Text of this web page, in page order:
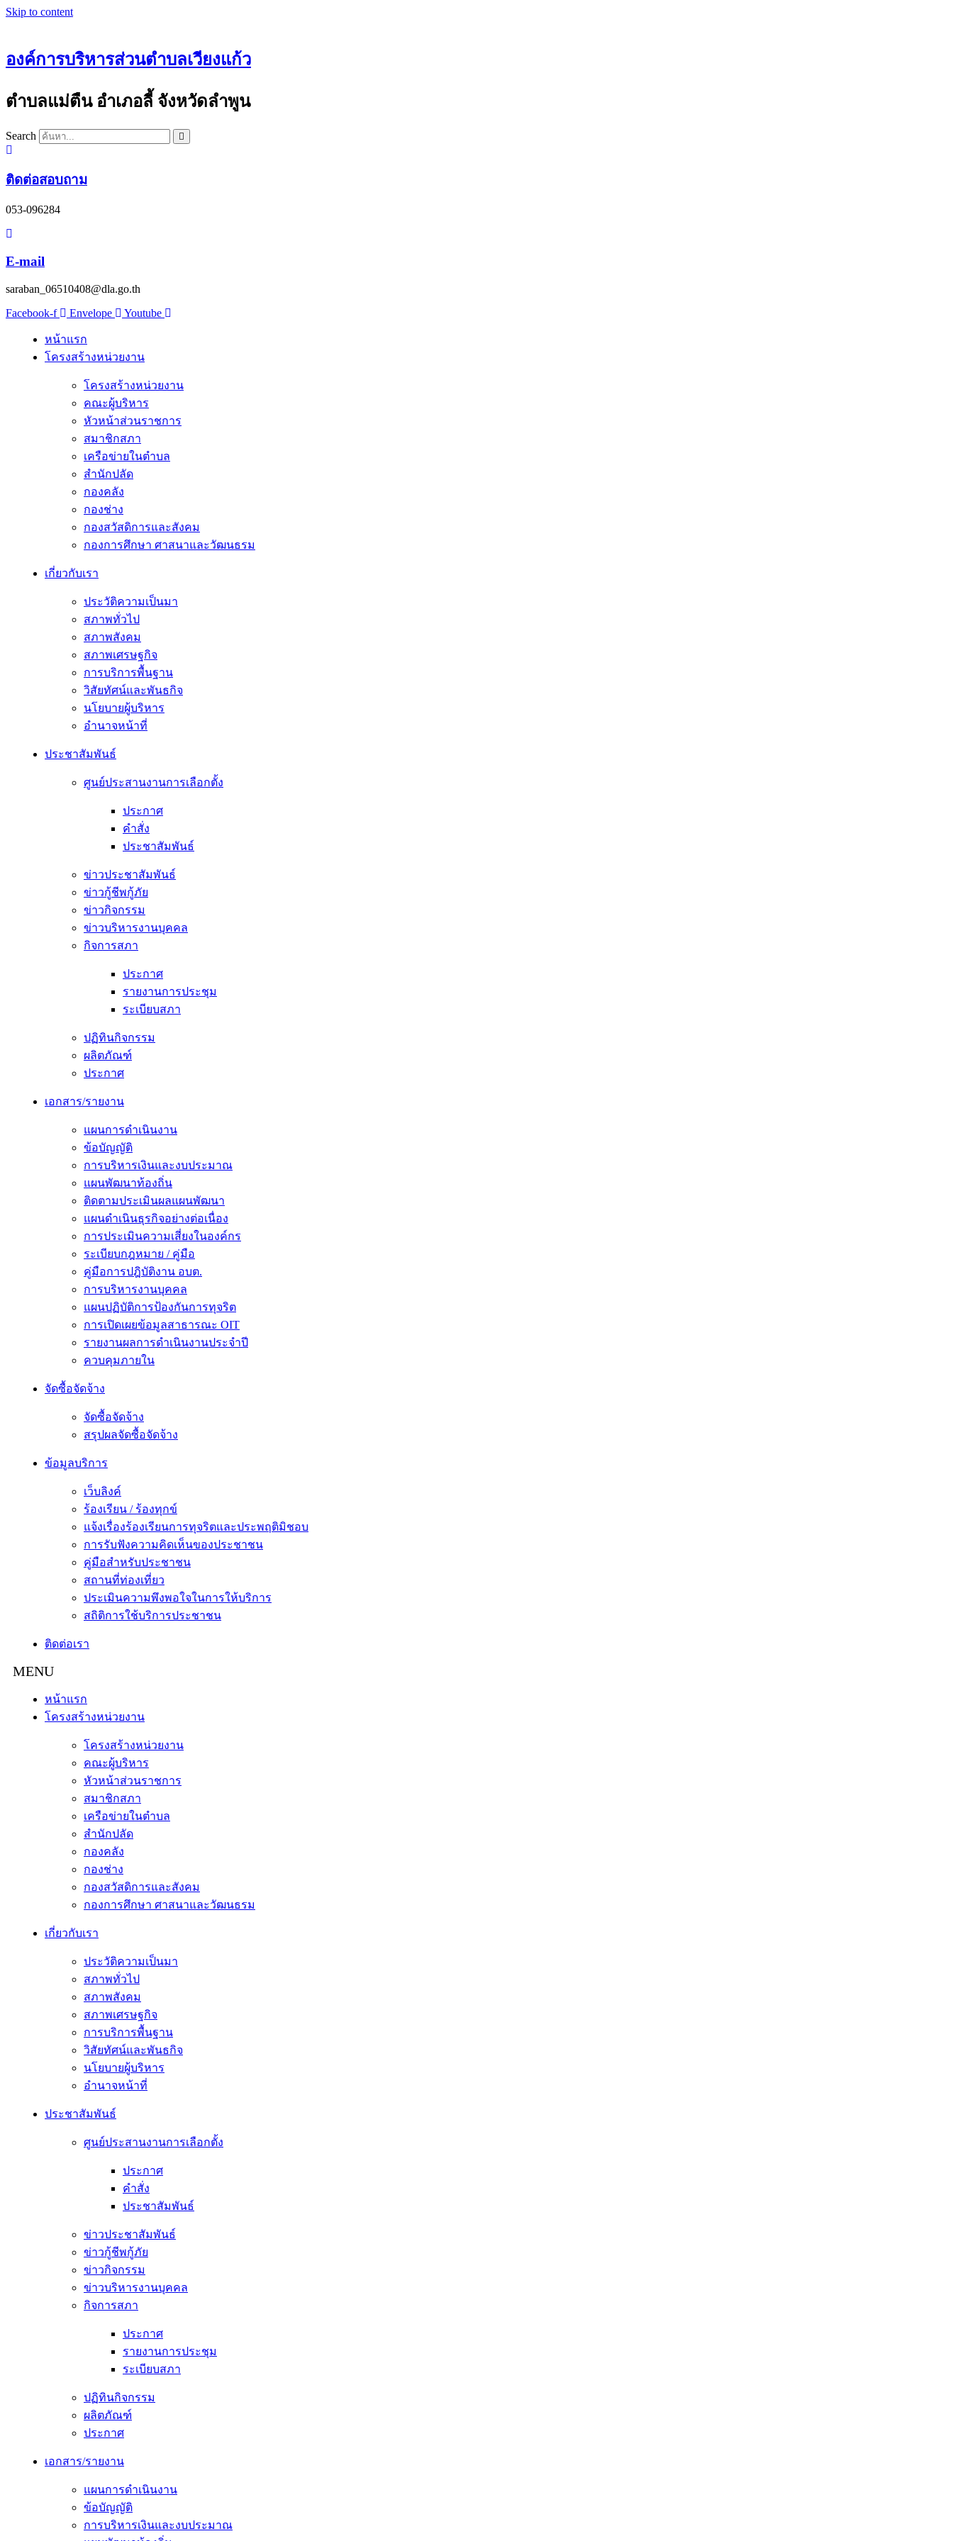
Skip to content
องค์การบริหารส่วนตำบลเวียงแก้ว
ตำบลแม่ตืน อำเภอลี้ จังหวัดลำพูน
Search
ติดต่อสอบถาม
053-096284
E-mail
saraban_06510408@dla.go.th
Facebook-f
Envelope Youtube
หน้าแรก
โครงสร้างหน่วยงาน
โครงสร้างหน่วยงาน
คณะผู้บริหาร
หัวหน้าส่วนราชการ
สมาชิกสภา
เครือข่ายในตำบล
สำนักปลัด
กองคลัง
กองช่าง
กองสวัสดิการและสังคม
กองการศึกษา ศาสนาและวัฒนธรม
เกี่ยวกับเรา
ประวัติความเป็นมา
สภาพทั่วไป
สภาพสังคม
สภาพเศรษฐกิจ
การบริการพื้นฐาน
วิสัยทัศน์และพันธกิจ
นโยบายผู้บริหาร
อํานาจหน้าที่
ประชาสัมพันธ์
ศูนย์ประสานงานการเลือกตั้ง
ประกาศ
คำสั่ง
ประชาสัมพันธ์
ข่าวประชาสัมพันธ์
ข่าวกู้ชีพกู้ภัย
ข่าวกิจกรรม
ข่าวบริหารงานบุคคล
กิจการสภา
ประกาศ
รายงานการประชุม
ระเบียบสภา
ปฏิทินกิจกรรม
ผลิตภัณฑ์
ประกาศ
เอกสาร/รายงาน
แผนการดำเนินงาน
ข้อบัญญัติ
การบริหารเงินและงบประมาณ
แผนพัฒนาท้องถิ่น
ติดตามประเมินผลแผนพัฒนา
แผนดำเนินธุรกิจอย่างต่อเนื่อง
การประเมินความเสี่ยงในองค์กร
ระเบียบกฎหมาย / คู่มือ
คู่มือการปฎิบัติงาน อบต.
การบริหารงานบุคคล
แผนปฏิบัติการป้องกันการทุจริต
การเปิดเผยข้อมูลสาธารณะ OIT
รายงานผลการดำเนินงานประจำปี
ควบคุมภายใน
จัดซื้อจัดจ้าง
จัดซื้อจัดจ้าง
สรุปผลจัดซื้อจัดจ้าง
ข้อมูลบริการ
เว็บลิงค์
ร้องเรียน / ร้องทุกข์
แจ้งเรื่องร้องเรียนการทุจริตและประพฤติมิชอบ
การรับฟังความคิดเห็นของประชาชน
คู่มือสำหรับประชาชน
สถานที่ท่องเที่ยว
ประเมินความพึงพอใจในการให้บริการ
สถิติการใช้บริการประชาชน
ติดต่อเรา
หน้าแรก
โครงสร้างหน่วยงาน
โครงสร้างหน่วยงาน
คณะผู้บริหาร
หัวหน้าส่วนราชการ
สมาชิกสภา
เครือข่ายในตำบล
สำนักปลัด
กองคลัง
กองช่าง
กองสวัสดิการและสังคม
กองการศึกษา ศาสนาและวัฒนธรม
เกี่ยวกับเรา
ประวัติความเป็นมา
สภาพทั่วไป
สภาพสังคม
สภาพเศรษฐกิจ
การบริการพื้นฐาน
วิสัยทัศน์และพันธกิจ
นโยบายผู้บริหาร
อํานาจหน้าที่
ประชาสัมพันธ์
ศูนย์ประสานงานการเลือกตั้ง
ประกาศ
คำสั่ง
ประชาสัมพันธ์
ข่าวประชาสัมพันธ์
ข่าวกู้ชีพกู้ภัย
ข่าวกิจกรรม
ข่าวบริหารงานบุคคล
กิจการสภา
ประกาศ
รายงานการประชุม
ระเบียบสภา
ปฏิทินกิจกรรม
ผลิตภัณฑ์
ประกาศ
เอกสาร/รายงาน
แผนการดำเนินงาน
ข้อบัญญัติ
การบริหารเงินและงบประมาณ